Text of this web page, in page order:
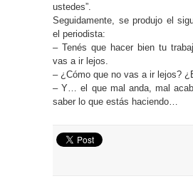
ustedes”.
Seguidamente, se produjo el
el periodista:
– Tenés que hacer bien tu
vas a ir lejos.
– ¿Cómo que no vas a ir lejos?
– Y… el que mal anda, mal
saber lo que estás haciendo…